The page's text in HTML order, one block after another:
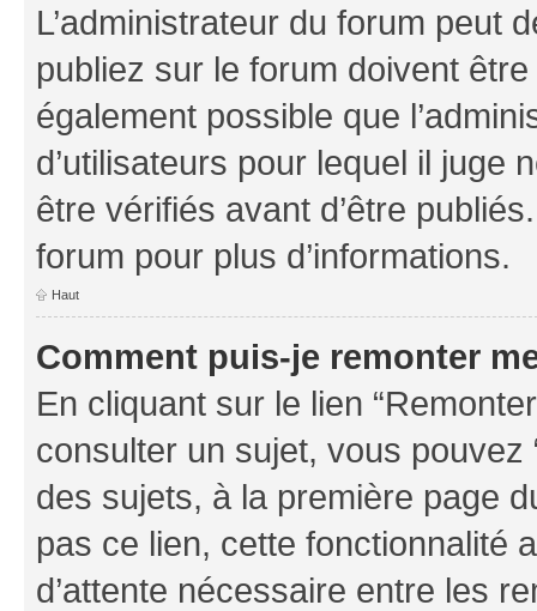
L’administrateur du forum peut
publiez sur le forum doivent
également possible que
d’utilisateurs pour lequel il juge
être vérifiés avant d’être
forum pour plus d’informations.
Haut
Comment puis-je remonter
En cliquant sur le lien
consulter un sujet, vous pouvez
des sujets, à la première page
pas ce lien, cette fonctionnalité
d’attente nécessaire entre les